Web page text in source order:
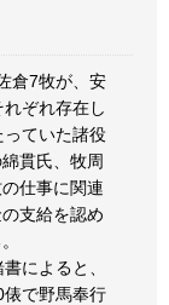
倉7牧が、安
ぞれ存在し
ていた諸役
貫氏、牧周
仕事に関連
支給を認め
によると、
で野馬奉行